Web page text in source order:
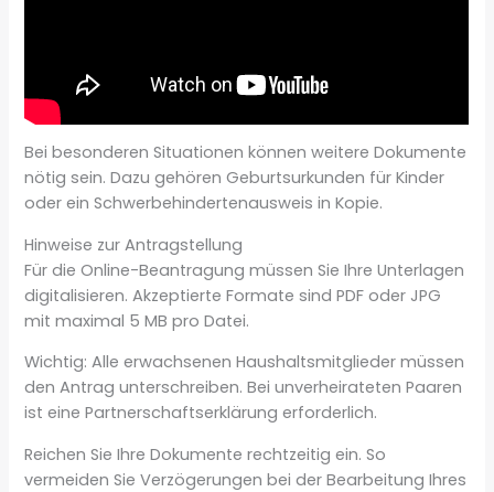
Bei besonderen Situationen können weitere Dokumente
nötig sein. Dazu gehören Geburtsurkunden für Kinder
oder ein Schwerbehindertenausweis in Kopie.
Hinweise zur Antragstellung
Für die Online-Beantragung müssen Sie Ihre Unterlagen
digitalisieren. Akzeptierte Formate sind PDF oder JPG
mit maximal 5 MB pro Datei.
Wichtig: Alle erwachsenen Haushaltsmitglieder müssen
den Antrag unterschreiben. Bei unverheirateten Paaren
ist eine Partnerschaftserklärung erforderlich.
Reichen Sie Ihre Dokumente rechtzeitig ein. So
vermeiden Sie Verzögerungen bei der Bearbeitung Ihres